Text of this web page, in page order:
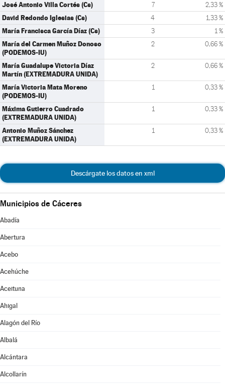
José Antonio Villa Cortés (Cs) 7 2,33 %
David Redondo Iglesias (Cs) 4 1,33 %
María Francisca García Díaz (Cs) 3 1 %
María del Carmen Muñoz Donoso
(PODEMOS-IU)
2 0,66 %
María Guadalupe Victoria Díaz
Martín (EXTREMADURA UNIDA)
2 0,66 %
María Victoria Mata Moreno
(PODEMOS-IU)
1 0,33 %
Máxima Gutierro Cuadrado
(EXTREMADURA UNIDA)
1 0,33 %
Antonio Muñoz Sánchez
(EXTREMADURA UNIDA)
1 0,33 %
Descárgate los datos en xml
Municipios de Cáceres
Abadía
Abertura
Acebo
Acehúche
Aceituna
Ahigal
Alagón del Río
Albalá
Alcántara
Alcollarín